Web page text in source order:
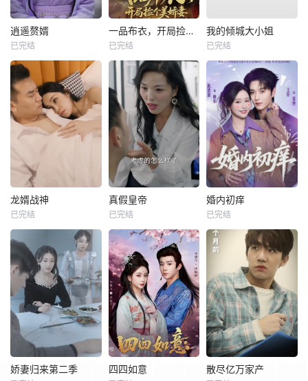
逍遥赘婿
已完结
一品布衣，开局捡个美娇妻
已完结
我的倾城大小姐
已完结
龙婿战神
已完结
真假皇帝
已完结
婚内初痒
已完结
娇妻归来第二季 四四如意 散尽亿万家产